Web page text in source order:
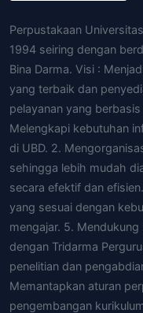
Perpustakaan
1994 seiring dengan
Bina Darma. Visi :
yang terbaik dan
pelayanan yang
Melengkapi kebutuhan
di UBD. 2.
sehingga lebih mudah
secara efektif dan
yang sesuai dengan
mengajar. 5.
dengan Tridarma
penelitian dan
Memantapkan aturan
pengembangan